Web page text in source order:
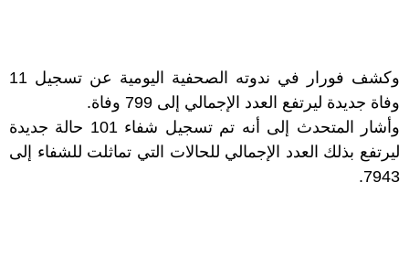
وكشف فورار في ندوته الصحفية اليومية عن تسجيل 11
وفاة جديدة ليرتفع العدد الإجمالي إلى 799 وفاة.
وأشار المتحدث إلى أنه تم تسجيل شفاء 101 حالة جديدة
ليرتفع بذلك العدد الإجمالي للحالات التي تماثلت للشفاء إلى
7943.